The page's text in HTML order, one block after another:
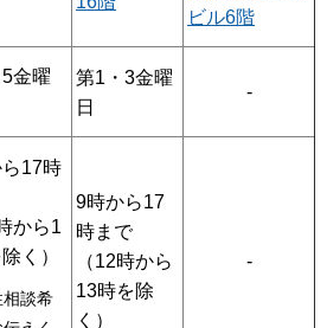
ビル6階
金曜
第1・3金曜
日
-
17時
から1
く）
談希
9時から17
時まで
（12時から
13時を除
く）
-